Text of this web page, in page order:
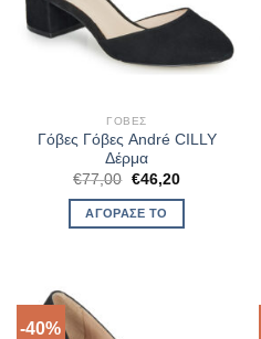
ΓΌΒΕΣ
Γόβες Γόβες André CILLY
Δέρμα
€77,00 Original
was:
€77,00.
€46,20Η
ΑΓΌΡΑΣΈ ΤΟ
-40%